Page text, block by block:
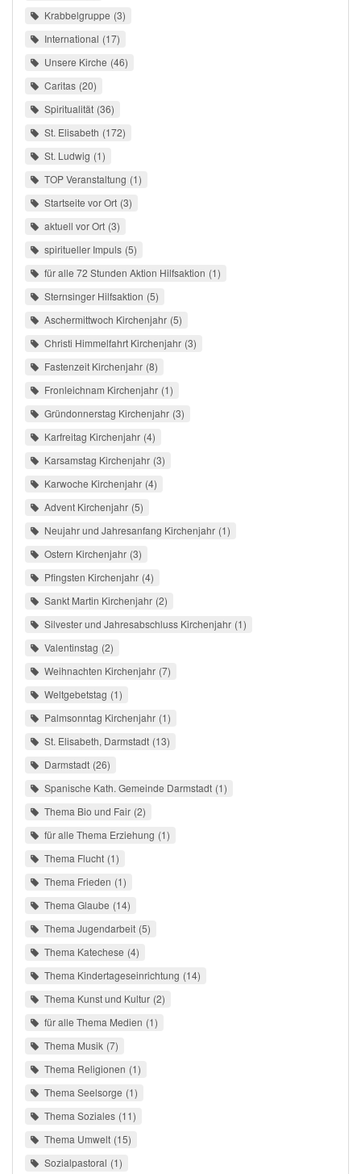
Krabbelgruppe 3
International 17
Unsere Kirche 46
Caritas 20
Spiritualität 36
St. Elisabeth 172
St. Ludwig 1
TOP Veranstaltung 1
Startseite vor Ort 3
aktuell vor Ort 3
spiritueller Impuls 5
für alle 72 Stunden Aktion Hilfsaktion 1
Sternsinger Hilfsaktion 5
Aschermittwoch Kirchenjahr 5
Christi Himmelfahrt Kirchenjahr 3
Fastenzeit Kirchenjahr 8
Fronleichnam Kirchenjahr 1
Gründonnerstag Kirchenjahr 3
Karfreitag Kirchenjahr 4
Karsamstag Kirchenjahr 3
Karwoche Kirchenjahr 4
Advent Kirchenjahr 5
Neujahr und Jahresanfang Kirchenjahr 1
Ostern Kirchenjahr 3
Pfingsten Kirchenjahr 4
Sankt Martin Kirchenjahr 2
Silvester und Jahresabschluss Kirchenjahr 1
Valentinstag 2
Weihnachten Kirchenjahr 7
Weltgebetstag 1
Palmsonntag Kirchenjahr 1
St. Elisabeth, Darmstadt 13
Darmstadt 26
Spanische Kath. Gemeinde Darmstadt 1
Thema Bio und Fair 2
für alle Thema Erziehung 1
Thema Flucht 1
Thema Frieden 1
Thema Glaube 14
Thema Jugendarbeit 5
Thema Katechese 4
Thema Kindertageseinrichtung 14
Thema Kunst und Kultur 2
für alle Thema Medien 1
Thema Musik 7
Thema Religionen 1
Thema Seelsorge 1
Thema Soziales 11
Thema Umwelt 15
Sozialpastoral 1